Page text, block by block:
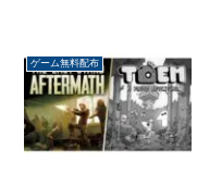
ゲーム無料配布